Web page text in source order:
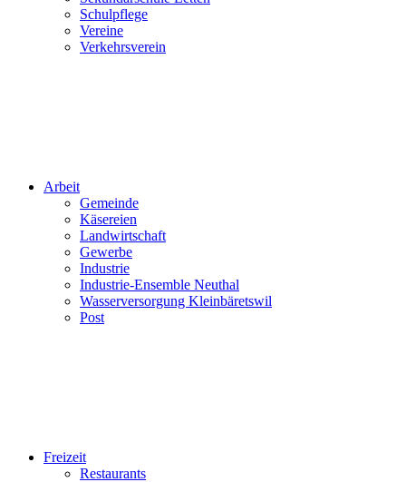
Schulpflege
Vereine
Verkehrsverein
Arbeit
Gemeinde
Käsereien
Landwirtschaft
Gewerbe
Industrie
Industrie-Ensemble Neuthal
Wasserversorgung Kleinbäretswil
Post
Freizeit
Restaurants